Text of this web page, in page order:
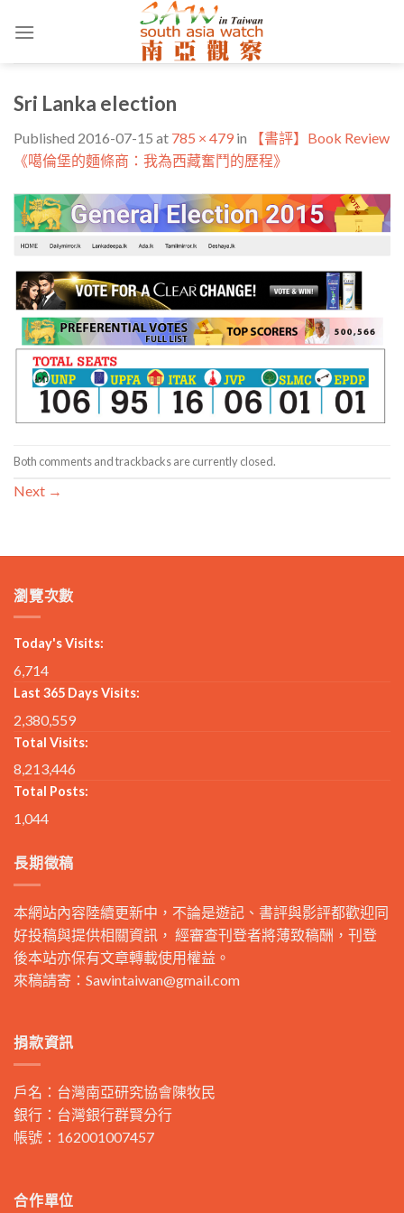
Sri Lanka election
Published 2016-07-15 at 785 × 479 in
【書評】Book Review
《噶倫堡的麵條商：我為西藏奮鬥的歷程》
Both comments and trackbacks are currently closed.
Next →
瀏覽次數
Today's Visits:
6,714
Last 365 Days Visits:
2,380,559
Total Visits:
8,213,446
Total Posts:
1,044
長期徵稿
本網站內容陸續更新中，不論是遊記、書評與影評都歡迎同
好投稿與提供相關資訊， 經審查刊登者將薄致稿酬，刊登
後本站亦保有文章轉載使用權益。
來稿請寄： Sawintaiwan@gmail.com
捐款資訊
戶名：台灣南亞研究協會陳牧民
銀行：台灣銀行群賢分行
帳號：162001007457
合作單位